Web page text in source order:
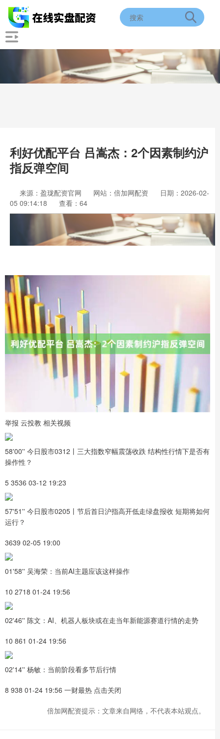
利好优配平台 吕嵩杰：2个因素制约沪
指反弹空间
来源：盈珑配资官网 网站：倍加网配资
日期：2026-02-
05 09:14:18
查看：64
举报 云投教 相关视频
58'00'' 今日股市0312丨三大指数窄幅震荡收跌 结构性行情下是否有
操作性？
5 3536 03-12 19:23
57'51'' 今日股市0205丨节后首日沪指高开低走绿盘报收 短期将如何
运行？
3639 02-05 19:00
01'58'' 吴海荣：当前AI主题应该这样操作
10 2718 01-24 19:56
02'46'' 陈文：AI、机器人板块或在走当年新能源赛道行情的走势
10 861 01-24 19:56
02'14'' 杨敏：当前阶段看多节后行情
8 938 01-24 19:56 一财最热 点击关闭
倍加网配资提示：文章来自网络，不代表本站观点。